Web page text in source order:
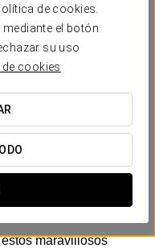
de cookies.
el botón
su uso
cookies
trajinera
los puntos más
Frida Kahlo
maravillosos